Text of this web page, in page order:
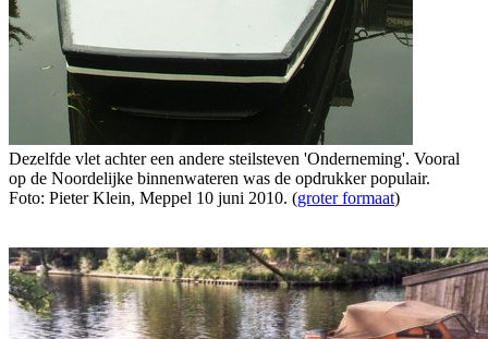
Dezelfde vlet achter een andere steilsteven 'Onderneming'. Vooral
op de Noordelijke binnenwateren was de opdrukker populair.
Foto: Pieter Klein, Meppel 10 juni 2010. (groter formaat)